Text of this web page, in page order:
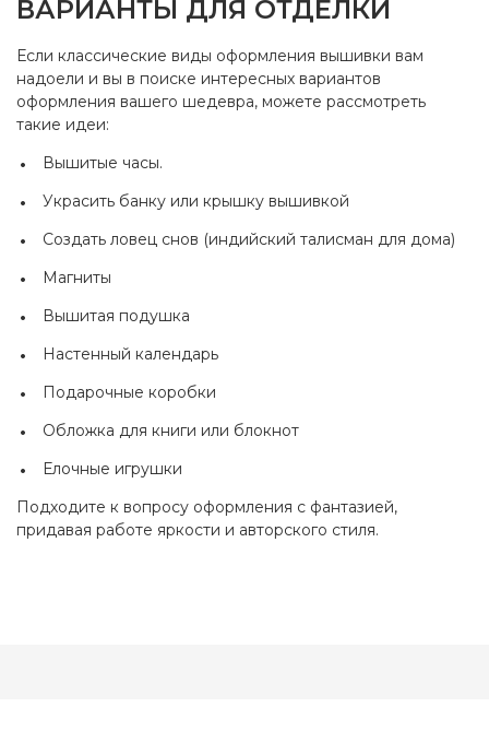
ВАРИАНТЫ ДЛЯ ОТДЕЛКИ
Если классические виды оформления вышивки вам
надоели и вы в поиске интересных вариантов
оформления вашего шедевра, можете рассмотреть
такие идеи:
Вышитые часы.
Украсить банку или крышку вышивкой
Создать ловец снов (индийский талисман для дома)
Магниты
Вышитая подушка
Настенный календарь
Подарочные коробки
Обложка для книги или блокнот
Елочные игрушки
Подходите к вопросу оформления с фантазией,
придавая работе яркости и авторского стиля.